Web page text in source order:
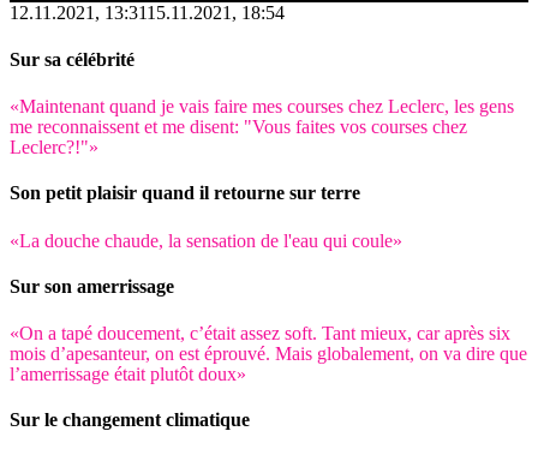
12.11.2021, 13:3115.11.2021, 18:54
Sur sa célébrité
«Maintenant quand je vais faire mes courses chez Leclerc, les gens
me reconnaissent et me disent: "Vous faites vos courses chez
Leclerc?!"»
Son petit plaisir quand il retourne sur terre
«La douche chaude, la sensation de l'eau qui coule»
Sur son amerrissage
«On a tapé doucement, c’était assez soft. Tant mieux, car après six
mois d’apesanteur, on est éprouvé. Mais globalement, on va dire que
l’amerrissage était plutôt doux»
Sur le changement climatique